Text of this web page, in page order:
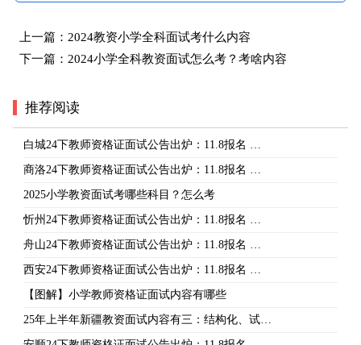
上一篇： 2024教资小学全科面试考什么内容
下一篇： 2024小学全科教资面试怎么考？考啥内容
推荐阅读
白城24下教师资格证面试公告出炉：11.8报名 …
商洛24下教师资格证面试公告出炉：11.8报名 …
2025小学教资面试考哪些科目？怎么考
忻州24下教师资格证面试公告出炉：11.8报名 …
舟山24下教师资格证面试公告出炉：11.8报名 …
西安24下教师资格证面试公告出炉：11.8报名 …
【图解】小学教师资格证面试内容有哪些
25年上半年新疆教资面试内容有三：结构化、试…